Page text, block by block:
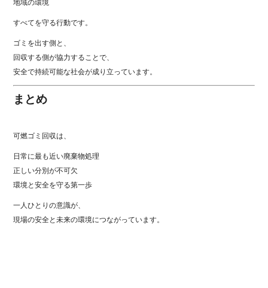
地域の環境
すべてを守る行動です。
ゴミを出す側と、
回収する側が協力することで、
安全で持続可能な社会が成り立っています。
まとめ
可燃ゴミ回収は、
日常に最も近い廃棄物処理
正しい分別が不可欠
環境と安全を守る第一歩
一人ひとりの意識が、
現場の安全と未来の環境につながっています。